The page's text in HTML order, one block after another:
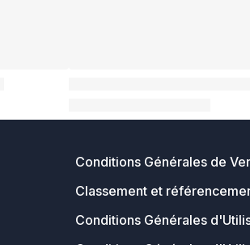
Conditions Générales de
Classement et
Conditions Générales